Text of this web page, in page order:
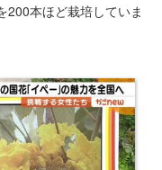
200本ほど栽培していま